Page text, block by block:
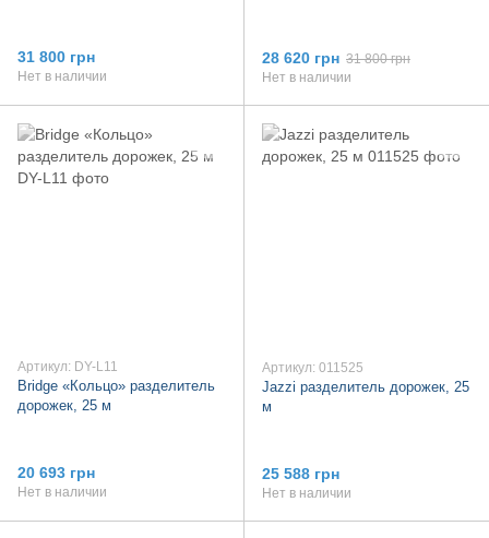
31 800 грн
Нет в наличии
28 620 грн 31 800 грн
Нет в наличии
Артикул: DY-L11
Bridge «Кольцо» разделитель
дорожек, 25 м
20 693 грн
Нет в наличии
Артикул: 011525
Jazzi разделитель дорожек, 25
м
25 588 грн
Нет в наличии